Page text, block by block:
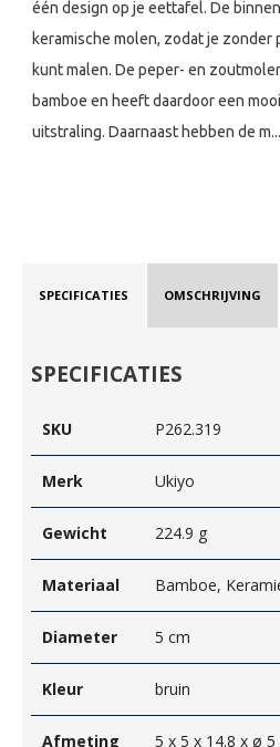
één design op je eettafel. De
keramische molen, zodat je
kunt malen. De peper- en
bamboe en heeft daardoor een
uitstraling. Daarnaast hebben de m...
SPECIFICATIES OMSCHRIJVING
SPECIFICATIES
SKU P262.319
Merk Ukiyo
Gewicht 224.9 g
Materiaal Bamboe,
Diameter 5 cm
Kleur bruin
Afmeting 5 x 5 x 14.8 x ø 5